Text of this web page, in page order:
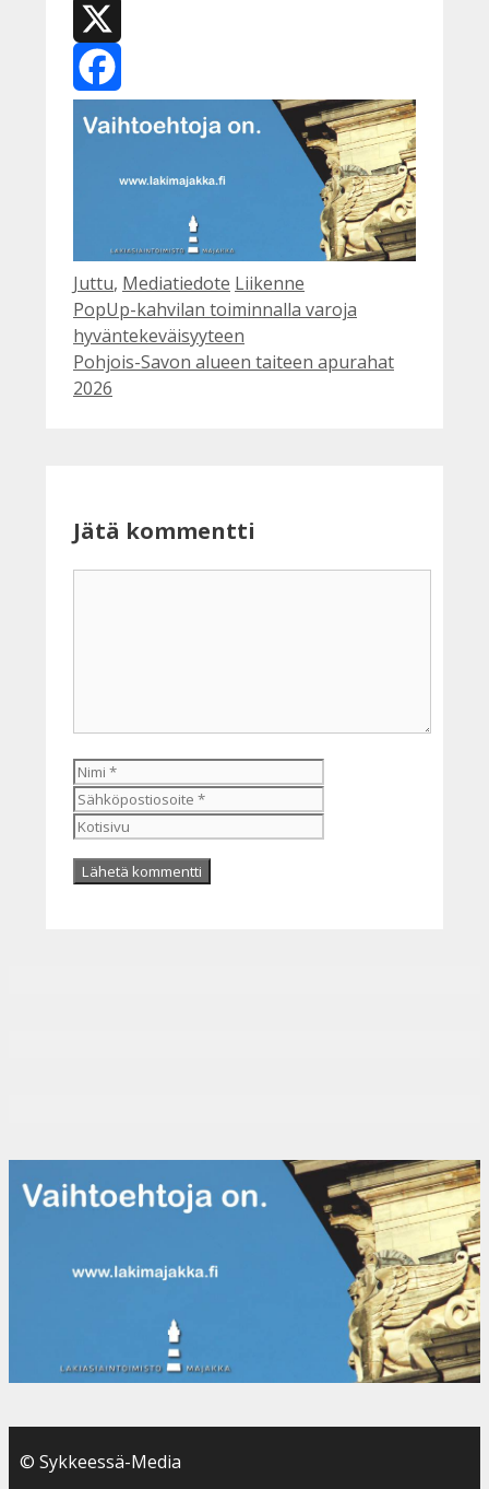
WhatsApp
X
Facebook
Kategoriat
Juttu, Mediatiedote Avainsanat
Liikenne
PopUp-kahvilan toiminnalla varoja
hyväntekeväisyyteen
Pohjois-Savon alueen taiteen apurahat
2026
Jätä kommentti
Nimi
© Sykkeessä-Media